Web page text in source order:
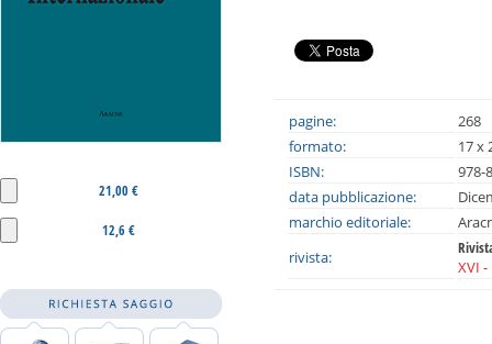
21,00 €
12,6 €
pagine:
268
formato:
17 x
ISBN:
978-
data pubblicazione:
marchio editoriale:
rivista:
XVI -